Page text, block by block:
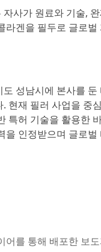
사가 원료와 기술,
라겐을 필두로 글로
성남시에 본사를
현재 필러 사업을
특허 기술을 활용한
을 인정받으며 글로
어를 통해 배포한 보